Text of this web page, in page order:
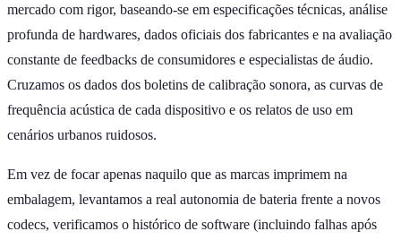
mercado com rigor, baseando-se em especificações técnicas, análise
profunda de hardwares, dados oficiais dos fabricantes e na avaliação
constante de feedbacks de consumidores e especialistas de áudio.
Cruzamos os dados dos boletins de calibração sonora, as curvas de
frequência acústica de cada dispositivo e os relatos de uso em
cenários urbanos ruidosos.
Em vez de focar apenas naquilo que as marcas imprimem na
embalagem, levantamos a real autonomia de bateria frente a novos
codecs, verificamos o histórico de software (incluindo falhas após